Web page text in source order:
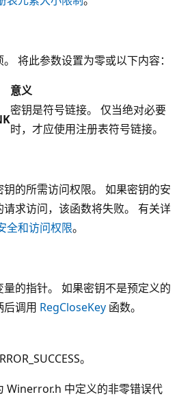
将此参数设置为零或以下内容：
意义
密钥是符号链接。 仅当绝对必要
时，才应使用注册表符号链接。
的所需访问权限。 如果密钥的安
求访问，该函数将失败。 有关详
全和访问权限。
的指针。 如果密钥不是预定义的
后调用 RegCloseKey 函数。
。
Winerror.h 中定义的非零错误代